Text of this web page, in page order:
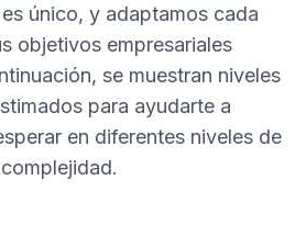
único, y adaptamos cada
objetivos empresariales
se muestran niveles
para ayudarte a
en diferentes niveles de
complejidad.